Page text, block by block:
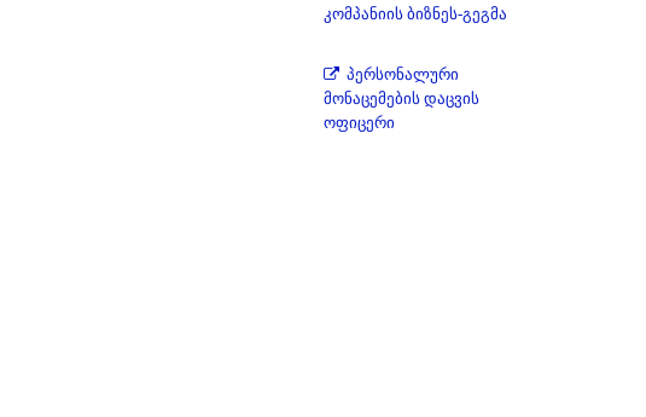
კომპანიის ბიზნეს-გეგმა
პერსონალური
მონაცემების დაცვის
ოფიცერი